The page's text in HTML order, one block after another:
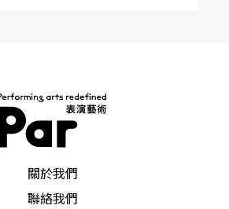
衛性的作品。荀貝格率先拋開
八至一九二三年間，荀貝格更是
響，試圖從音樂作品中傳達人類
會的多重疏離情緒。荀貝格在當
，受到的評價褒貶皆具，卻也開
關於我們
聯絡我們